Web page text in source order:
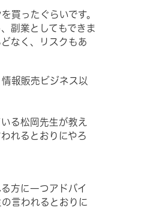
買ったぐらいです。
副業としてもできま
なく、リスクもあ
報販売ビジネス以
る松岡先生が教え
れるとおりにやろ
方に一つアドバイ
言われるとおりに